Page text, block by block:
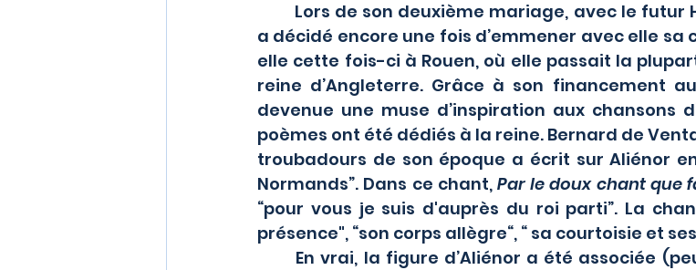
a décidé encore une fois d’emmener avec elle
elle cette fois-ci à Rouen, où elle passait la
reine d’Angleterre. Grâce à son financement
devenue une muse d’inspiration aux chansons
poèmes ont été dédiés à la reine. Bernard de
troubadours de son époque a écrit sur Aliénor
Normands”. Dans ce chant, Par le doux chant que
“pour vous je suis d'auprès du roi parti”. La
présence", “son corps allègre“, “ sa courtoisie et